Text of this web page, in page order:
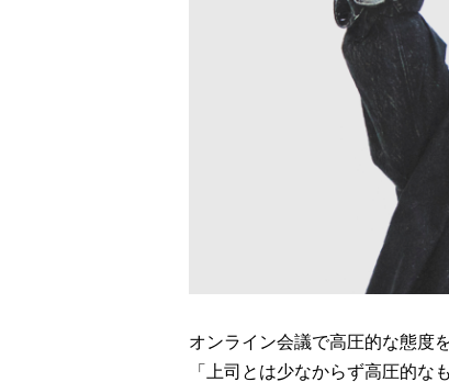
オンライン会議で高圧的な態度
「上司とは少なからず高圧的